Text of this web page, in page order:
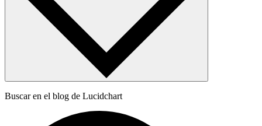
Buscar en el blog de Lucidchart